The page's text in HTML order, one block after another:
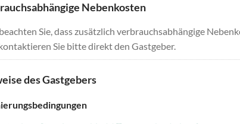
Nebenkosten
Sie, dass zusätzlich verbrauchsabhängige
Sie bitte direkt den Gastgeber.
des Gastgebers